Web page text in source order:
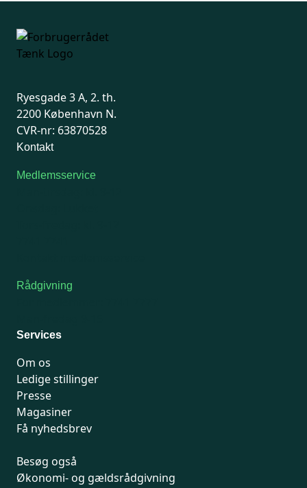
Ryesgade 3 A, 2. th.
2200 København N.
CVR-nr: 63870528
Kontakt
Medlemsservice
Rådgivning
Services
Om os
Ledige stillinger
Presse
Magasiner
Få nyhedsbrev
Besøg også
Økonomi- og gældsrådgivning